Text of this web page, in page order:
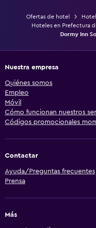
Ofertas de hotel
Hoteles en Prefectura
Dormy Inn
Nuestra empresa
Quiénes somos
Empleo
Móvil
Cómo funcionan nuestros
Códigos promocionales
Contactar
Ayuda/Preguntas frecuentes
Prensa
Más